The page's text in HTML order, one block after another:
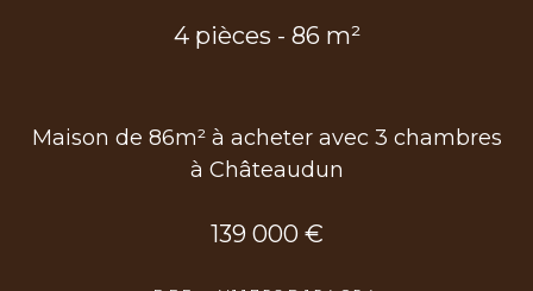
4 pièces - 86 m²
Maison de 86m² à acheter avec 3 chambres
à Châteaudun
139 000 €